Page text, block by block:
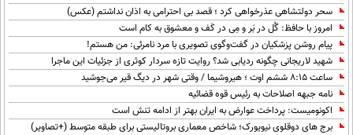
سحر دولتشاهی عذرخواهی کرد ؛ قصد بی احترامی به اذان نداشتم (عکس)
امروز با حافظ: گُل در بَر و مِی در کَف و معشوق به کام است
پیام روشن پزشکیان در گفت‌و‌گوی تصویری با مرد نامرئی: من هستم!
شهید لاریجانی چگونه ردیابی شد؟ روایت تازه سردار کوثری از جزئیات این ماجرا
ساعت ۸:۱۵ ششم اوت ؛ هیروشیما / وقتی شهر در دیگ قیر می‌جوشید
نامه جبهه اصلاحات به رئیس قوه قضائیه
اکونومیست: پرداخت عوارض به ایران بهتر از ادامه تنش است
برج های دوقلوی نیویورک؛ شاخص معماری بروتالیستی برای طبقه متوسط (+تصاویر)